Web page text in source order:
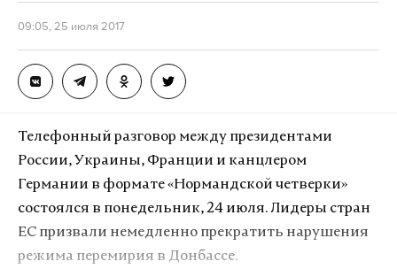
Скриншот © Daily Storm
Первый комментарий под фотографией,
оригинальность. «Фото класс!!! Я узнала их вид
сзади!» – пишет Жанна. А вот Алексей, второй
комментатор, оказался менее довольным
снимком: «Тут не улыбаться надо, тут даже слезы
не помогут, когда в голову приходят такие мысли
09:05, 25 июля 2017
Телефонный разговор между президентами
России, Украины, Франции и канцлером
Германии в формате «Нормандской четверки»
состоялся в понедельник, 24 июля. Лидеры стран
ЕС призвали немедленно прекратить нарушения
режима перемирия в Донбассе.